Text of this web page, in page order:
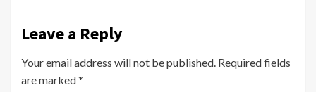
Leave a Reply
Your email address will not be published. Required fields
are marked*